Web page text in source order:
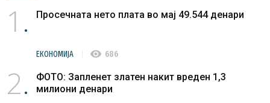
1 Просечната нето плата во мај 49.544 денари
ЕКОНОМИЈА visibility 686
2
ФОТО: Запленет златен накит вреден 1,3
милиони денари